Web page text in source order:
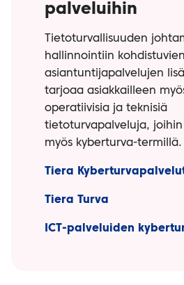
palveluihin
Tietoturvallisuuden
hallinnointiin kohdistuvien
asiantuntijapalvelujen
tarjoaa asiakkailleen
operatiivisia ja teknisiä
tietoturvapalveluja,
myös kyberturva-termillä.
Tiera
Tiera Turva
ICT-palveluiden